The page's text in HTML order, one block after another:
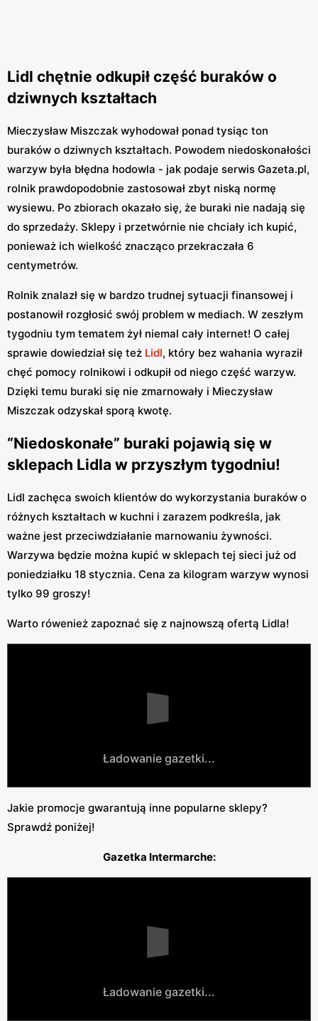
Lidl chętnie odkupił część buraków o
dziwnych kształtach
Mieczysław Miszczak wyhodował ponad tysiąc ton
buraków o dziwnych kształtach. Powodem niedoskonałości
warzyw była błędna hodowla - jak podaje serwis Gazeta.pl,
rolnik prawdopodobnie zastosował zbyt niską normę
wysiewu. Po zbiorach okazało się, że buraki nie nadają się
do sprzedaży. Sklepy i przetwórnie nie chciały ich kupić,
ponieważ ich wielkość znacząco przekraczała 6
centymetrów.
Rolnik znalazł się w bardzo trudnej sytuacji finansowej i
postanowił rozgłosić swój problem w mediach. W zeszłym
tygodniu tym tematem żył niemal cały internet! O całej
sprawie dowiedział się też Lidl, który bez wahania wyraził
chęć pomocy rolnikowi i odkupił od niego część warzyw.
Dzięki temu buraki się nie zmarnowały i Mieczysław
Miszczak odzyskał sporą kwotę.
“Niedoskonałe” buraki pojawią się w
sklepach Lidla w przyszłym tygodniu!
Lidl zachęca swoich klientów do wykorzystania buraków o
różnych kształtach w kuchni i zarazem podkreśla, jak
ważne jest przeciwdziałanie marnowaniu żywności.
Warzywa będzie można kupić w sklepach tej sieci już od
poniedziałku 18 stycznia. Cena za kilogram warzyw wynosi
tylko 99 groszy!
Warto rówenież zapoznać się z najnowszą ofertą Lidla!
Ładowanie gazetki...
Jakie promocje gwarantują inne popularne sklepy?
Sprawdź poniżej!
Gazetka Intermarche:
Ładowanie gazetki...